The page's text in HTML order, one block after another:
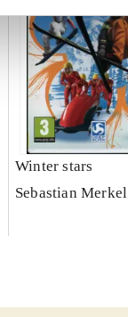
Winter stars
Sebastian Merkel